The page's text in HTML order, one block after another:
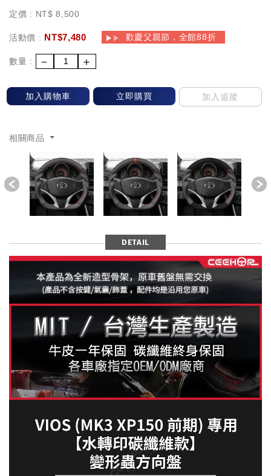
定價 : NT$ 8,500
活動價 : NT$7,480 歡慶父親節，全館88折
數量 : － ＋
加入購物車 立即購買 加入追蹤
相關商品
Previous
DETAIL